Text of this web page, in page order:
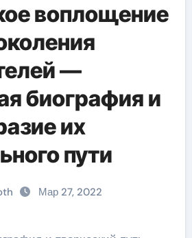
воплощение
—
биография и
их
пути
Мар 27, 2022